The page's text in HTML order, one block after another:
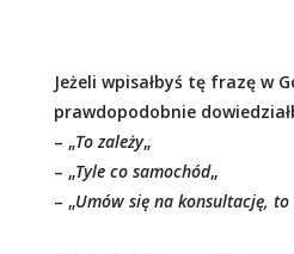
Jeżeli wpisałbyś tę frazę w
prawdopodobnie
– „To zależy„
– „Tyle co samochód„
– „Umów się na konsultację, to